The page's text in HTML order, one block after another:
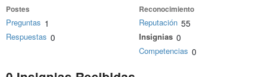
Postes
Preguntas 1
Respuestas 0
Reconocimiento
Reputación 55
Insignias 0
Competencias 0